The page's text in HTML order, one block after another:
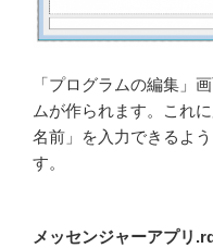
「プログラムの編集」
ムが作られます。これ
名前」を入力できるよ
す。
メッセンジャーアプリ